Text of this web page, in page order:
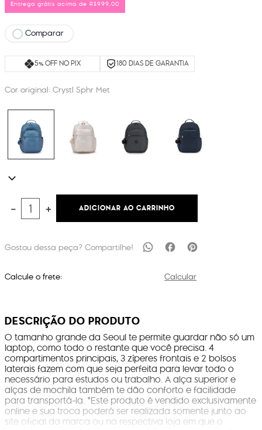
Entrega grátis acima de R$999,00
Comparar
5% OFF NO PIX 180 DIAS DE GARANTIA
Cor original: Crystl Sphr Met
＋
－ ADICIONAR AO CARRINHO
Calcule o frete: Calcular
DESCRIÇÃO DO PRODUTO
O tamanho grande da Seoul te permite guardar não só um
laptop, como todo o restante que você precisa. 4
compartimentos principais, 3 zíperes frontais e 2 bolsos
laterais fazem com que seja perfeita para levar todo o
necessário para estudos ou trabalho. A alça superior e
alças de mochila também te dão conforto e facilidade
para transportá-la. *Este produto é vendido exclusivamente
online e sua troca poderá ser realizada somente junto ao
site oficial da marca ou na respectiva loja em que o